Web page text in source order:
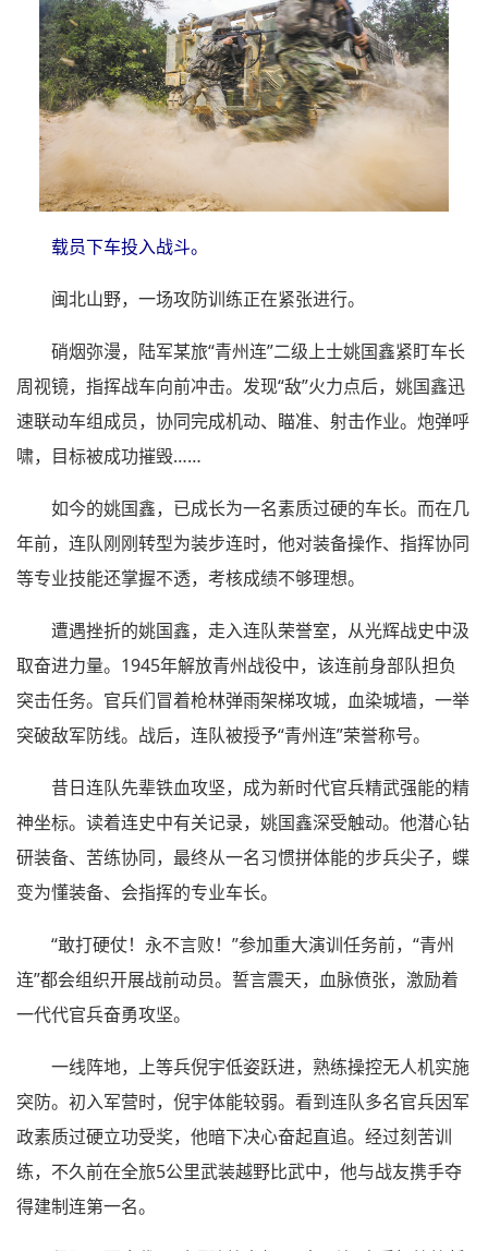
载员下车投入战斗。
闽北山野，一场攻防训练正在紧张进行。
硝烟弥漫，陆军某旅“青州连”二级上士姚国鑫紧盯车长
周视镜，指挥战车向前冲击。发现“敌”火力点后，姚国鑫迅
速联动车组成员，协同完成机动、瞄准、射击作业。炮弹呼
啸，目标被成功摧毁……
如今的姚国鑫，已成长为一名素质过硬的车长。而在几
年前，连队刚刚转型为装步连时，他对装备操作、指挥协同
等专业技能还掌握不透，考核成绩不够理想。
遭遇挫折的姚国鑫，走入连队荣誉室，从光辉战史中汲
取奋进力量。1945年解放青州战役中，该连前身部队担负
突击任务。官兵们冒着枪林弹雨架梯攻城，血染城墙，一举
突破敌军防线。战后，连队被授予“青州连”荣誉称号。
昔日连队先辈铁血攻坚，成为新时代官兵精武强能的精
神坐标。读着连史中有关记录，姚国鑫深受触动。他潜心钻
研装备、苦练协同，最终从一名习惯拼体能的步兵尖子，蝶
变为懂装备、会指挥的专业车长。
“敢打硬仗！永不言败！”参加重大演训任务前，“青州
连”都会组织开展战前动员。誓言震天，血脉偾张，激励着
一代代官兵奋勇攻坚。
一线阵地，上等兵倪宇低姿跃进，熟练操控无人机实施
突防。初入军营时，倪宇体能较弱。看到连队多名官兵因军
政素质过硬立功受奖，他暗下决心奋起直追。经过刻苦训
练，不久前在全旅5公里武装越野比武中，他与战友携手夺
得建制连第一名。